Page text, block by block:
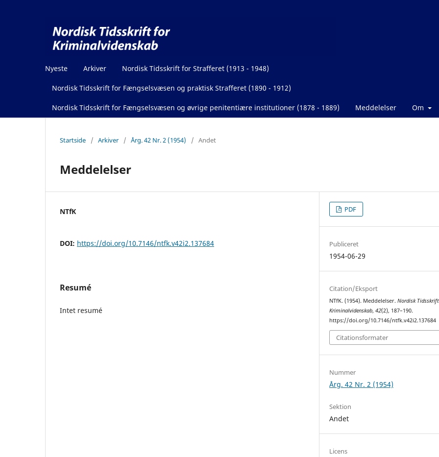
Nyeste Arkiver Nordisk Tidsskrift for Strafferet (1913 - 1948)
Nordisk Tidsskrift for Fængselsvæsen og praktisk Strafferet (1890 - 1912)
Nordisk Tidsskrift for Fængselsvæsen og øvrige penitentiære institutioner (1878 - 1889) Meddelelser Om
Startside / Arkiver / Årg. 42 Nr. 2 (1954) / Andet
Meddelelser
NTfK
DOI: https://doi.org/10.7146/ntfk.v42i2.137684
Resumé
Intet resumé
PDF
Publiceret
1954-06-29
Citation/Eksport
NTfK. (1954). Meddelelser.Nordisk
Kriminalvidenskab,42(2), 187–190.
https://doi.org/10.7146/ntfk.v42i2.137684
Citationsformater
Nummer
Årg. 42 Nr. 2 (1954)
Sektion
Andet
Licens